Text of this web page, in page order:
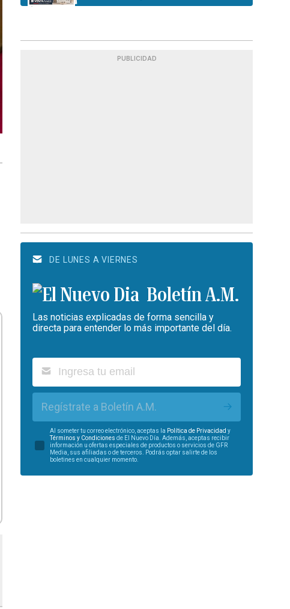
PUBLICIDAD
DE LUNES A VIERNES
Boletín A.M.
Las noticias explicadas de forma sencilla y
directa para entender lo más importante del día.
Regístrate a Boletín A.M.
Al someter tu correo electrónico, aceptas la Política de Privacidad y
Términos y Condiciones de El Nuevo Día. Además, aceptas recibir
información u ofertas especiales de productos o servicios de GFR
Media, sus afiliadas o de terceros. Podrás optar salirte de los
boletines en cualquier momento.